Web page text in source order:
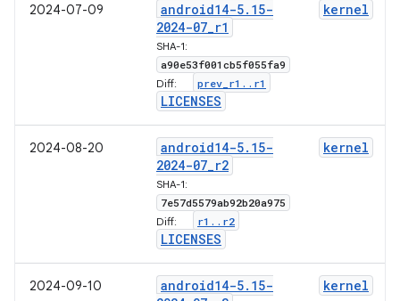
2024-07-09 android14-5. 15-
2024-07_r1
SHA-1:
a90e53f001cb5f055fa9
Diff: prev r1 . . r1
LICENSES
kernel
2024-08-20 android14-5. 15-
2024-07_r2
SHA-1:
7e57d5579ab92b20a975
Diff: r1 . . r2
LICENSES
kernel
2024-09-10 android14-5. 15-
kernel